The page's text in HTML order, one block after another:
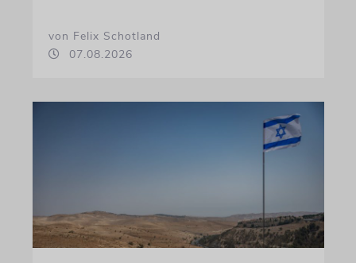
von Felix Schotland
07.08.2026